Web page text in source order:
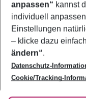
Footer
Footer navigation
Über uns
AGB
Bestpreisgarantie
Cookie-
Cookie-Richtlinie
Agenturbetreuung
Barrierefreies Reisen
Folge uns
anpassen“ kannst
individuell
Einstellungen
– klicke dazu
ändern“.
Datenschutz-
Cookie/Tracking-